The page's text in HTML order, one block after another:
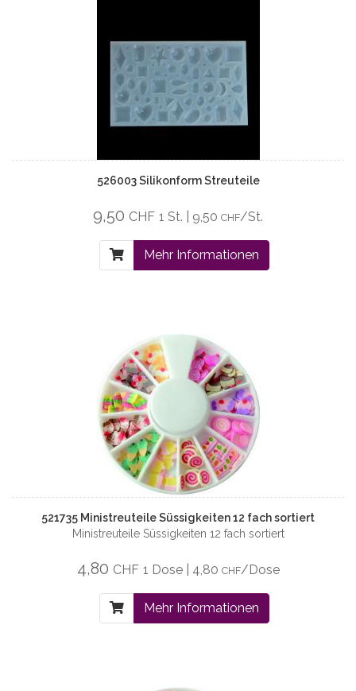
526003 Silikonform Streuteile
9,50 CHF 1 St. | 9,50 CHF/St.
Mehr Informationen
521735 Ministreuteile Süssigkeiten 12 fach sortiert
Ministreuteile Süssigkeiten 12 fach sortiert
4,80 CHF 1 Dose | 4,80 CHF/Dose
Mehr Informationen